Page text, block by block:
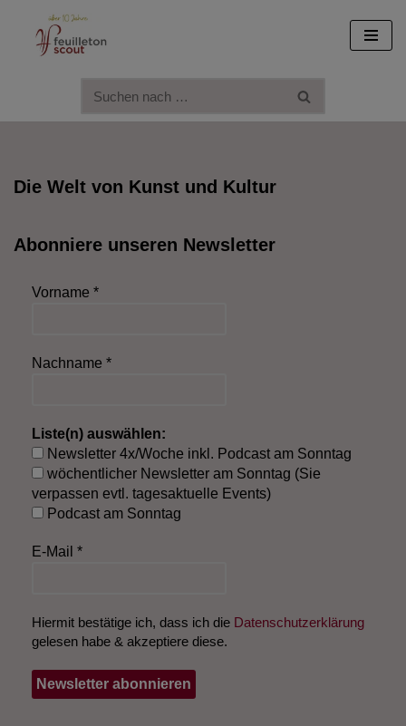
Zum
Die Welt von Kunst und Kultur
Abonniere unseren Newsletter
Vorname *
Nachname *
Liste(n) auswählen:
Newsletter 4x/Woche inkl. Podcast am Sonntag
wöchentlicher Newsletter am Sonntag (Sie
verpassen evtl. tagesaktuelle Events)
Podcast am Sonntag
E-Mail *
Hiermit bestätige ich, dass ich die Datenschutzerklärung
gelesen habe & akzeptiere diese.